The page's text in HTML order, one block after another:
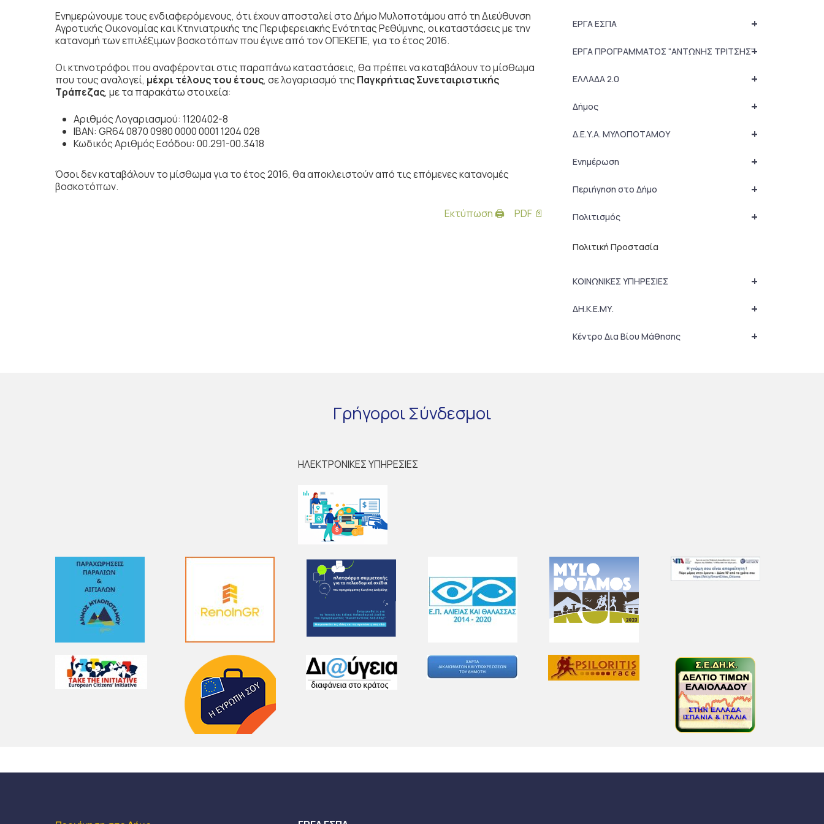
Ενημερώνουμε τους ενδιαφερόμενους, ότι έχουν αποσταλεί στο Δήμο Μυλοποτάμου από τη Διεύθυνση
Αγροτικής Οικονομίας και Κτηνιατρικής της Περιφερειακής Ενότητας Ρεθύμνης, οι καταστάσεις με την
κατανομή των επιλέξιμων βοσκοτόπων που έγινε από τον ΟΠΕΚΕΠΕ, για το έτος 2016.
Οι κτηνοτρόφοι που αναφέρονται στις παραπάνω καταστάσεις, θα πρέπει να καταβάλουν το μίσθωμα
που τους αναλογεί, μέχρι τέλους του έτους, σε λογαριασμό της Παγκρήτιας Συνεταιριστικής
Τράπεζας, με τα παρακάτω στοιχεία:
Αριθμός Λογαριασμού: 1120402-8
ΙΒΑΝ: GR64 0870 0980 0000 0001 1204 028
Κωδικός Αριθμός Εσόδου: 00.291-00.3418
Όσοι δεν καταβάλουν το μίσθωμα για το έτος 2016, θα αποκλειστούν από τις επόμενες κατανομές
βοσκοτόπων.
Εκτύπωση 🖨
PDF 📄
+
ΕΡΓΑ ΕΣΠΑ
+
ΕΡΓΑ ΠΡΟΓΡΑΜΜΑΤΟΣ “ΑΝΤΩΝΗΣ ΤΡΙΤΣΗΣ”
+
ΕΛΛΑΔΑ 2.0
+
Δήμος
+
Δ.Ε.Υ.Α. ΜΥΛΟΠΟΤΑΜΟΥ
+
Ενημέρωση
+
Περιήγηση στο Δήμο
+
Πολιτισμός
Πολιτική Προστασία
+
ΚΟΙΝΩΝΙΚΕΣ ΥΠΗΡΕΣΙΕΣ
+
ΔΗ.Κ.Ε.ΜΥ.
+
Κέντρο Δια Βίου Μάθησης
ΓρήγοροιΣύνδεσμοι
ΗΛΕΚΤΡΟΝΙΚΕΣ ΥΠΗΡΕΣΙΕΣ